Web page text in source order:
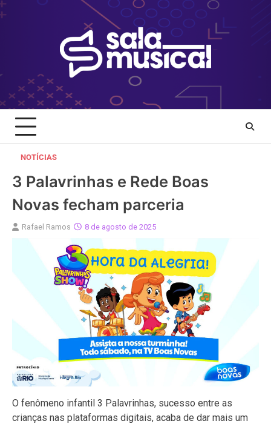
Skip
to
NOTÍCIAS
3 Palavrinhas e Rede Boas
Novas fecham parceria
Rafael Ramos 8 de agosto de 2025
O fenômeno infantil 3 Palavrinhas, sucesso entre as
crianças nas plataformas digitais, acaba de dar mais um